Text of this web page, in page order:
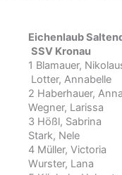
Ringe
Eichenlaub
SSV Kronau
1
Lotter, Annabelle
2
Wegner, Larissa
3 Hößl,
Stark, Nele
4 Müller,
Wurster, Lana